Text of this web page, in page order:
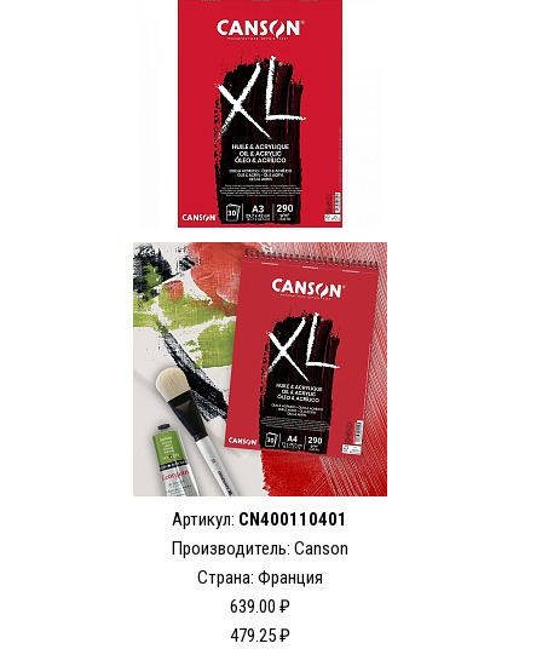
Артикул: CN400110401
Производитель: Canson
Страна: Франция
639.00 ₽
479.25 ₽